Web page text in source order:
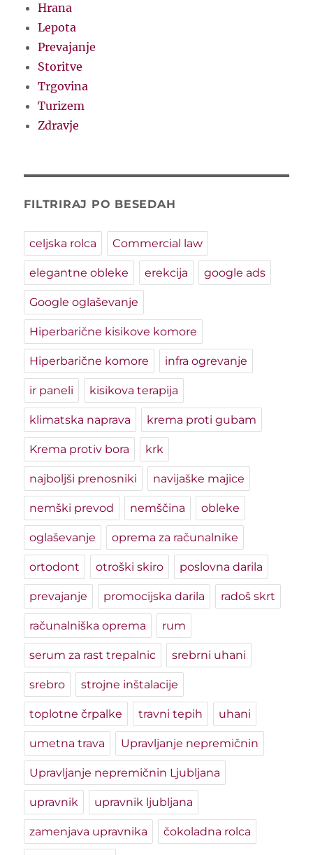
Hrana
Lepota
Prevajanje
Storitve
Trgovina
Turizem
Zdravje
FILTRIRAJ PO BESEDAH
celjska rolca Commercial law
elegantne obleke erekcija google ads
Google oglaševanje
Hiperbarične kisikove komore
Hiperbarične komore infra ogrevanje
ir paneli kisikova terapija
klimatska naprava krema proti gubam
Krema protiv bora krk
najboljši prenosniki navijaške majice
nemški prevod nemščina obleke
oglaševanje oprema za računalnike
ortodont otroški skiro poslovna darila
prevajanje promocijska darila radoš skrt
računalniška oprema rum
serum za rast trepalnic srebrni uhani
srebro strojne inštalacije
toplotne črpalke travni tepih uhani
umetna trava Upravljanje nepremičnin
Upravljanje nepremičnin Ljubljana
upravnik upravnik ljubljana
zamenjava upravnika čokoladna rolca